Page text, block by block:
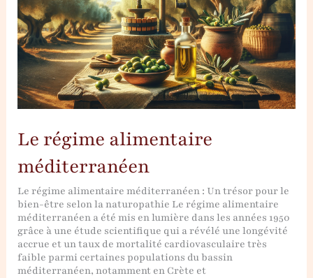
Le régime alimentaire
méditerranéen
Le régime alimentaire méditerranéen : Un trésor pour le
bien-être selon la naturopathie Le régime alimentaire
méditerranéen a été mis en lumière dans les années 1950
grâce à une étude scientifique qui a révélé une longévité
accrue et un taux de mortalité cardiovasculaire très
faible parmi certaines populations du bassin
méditerranéen, notamment en Crète et